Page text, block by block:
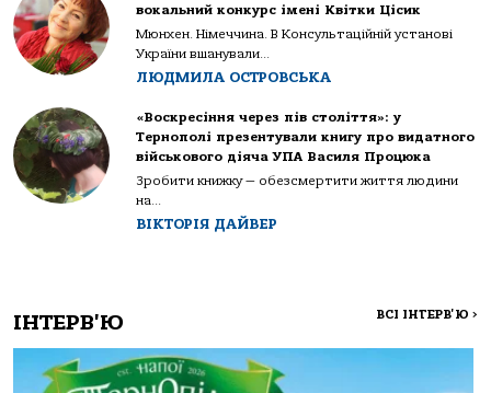
вокальний конкурс імені Квітки Цісик
Мюнхен. Німеччина. В Консультаційній установі
України вшанували...
ЛЮДМИЛА ОСТРОВСЬКА
«Воскресіння через пів століття»: у
Тернополі презентували книгу про видатного
військового діяча УПА Василя Процюка
Зробити книжку — обезсмертити життя людини
на...
ВІКТОРІЯ ДАЙВЕР
ІНТЕРВ'Ю ВСІ ІНТЕРВ'Ю >